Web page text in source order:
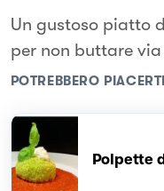
Un gustoso piatto
per non buttare
POTREBBERO
Polpette